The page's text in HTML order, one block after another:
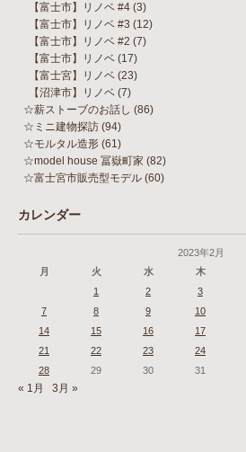
【富士市】リノベ #4 (3)
【富士市】リノベ #3 (12)
【富士市】リノベ #2 (7)
【富士市】リノベ (17)
【富士宮】リノベ (23)
【沼津市】リノベ (7)
☆薪ストーブのお話し (86)
☆ミニ建物探訪 (94)
☆モルタル造形 (61)
☆model house 冨嶽町家 (82)
☆富士宮市販売型モデル (60)
カレンダー
2023年2月
月
火 水 木
1
2 3
7
8 9 10
14
15 16 17
21
22 23 24
28
29 30 31
« 1月 3月 »